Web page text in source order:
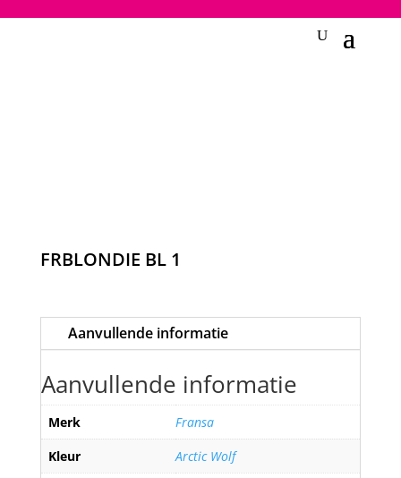
FRBLONDIE BL 1
Aanvullende informatie
Aanvullende informatie
Merk
Fransa
Kleur
Arctic Wolf